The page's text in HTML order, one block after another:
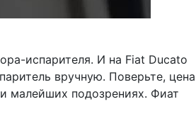
испарителя. И на Fiat Ducato
вручную. Поверьте, цена
малейших подозрениях. Фиат